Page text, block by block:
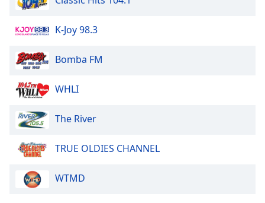
window.
Color
Opacity
Color
Opacity
K-Joy 98.3
Bomba FM
WHLI
The River
TRUE OLDIES CHANNEL
WTMD